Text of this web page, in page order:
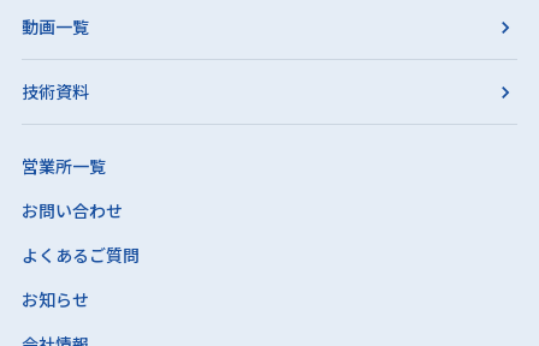
動画一覧
技術資料
営業所一覧
お問い合わせ
よくあるご質問
お知らせ